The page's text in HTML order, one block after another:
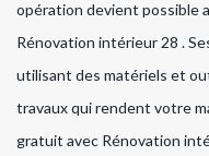
opération devient possible
Rénovation intérieur 28 .
utilisant des matériels et
travaux qui rendent votre
gratuit avec Rénovation